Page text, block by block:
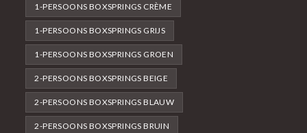
1-PERSOONS BOXSPRINGS CRÈME
1-PERSOONS BOXSPRINGS GRIJS
1-PERSOONS BOXSPRINGS GROEN
2-PERSOONS BOXSPRINGS BEIGE
2-PERSOONS BOXSPRINGS BLAUW
2-PERSOONS BOXSPRINGS BRUIN